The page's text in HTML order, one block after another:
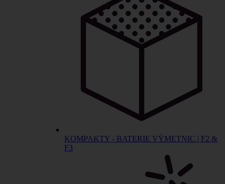
KOMPAKTY - BATERIE VÝMETNIC | F2 &
F3